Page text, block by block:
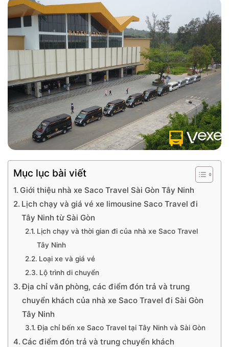
Mục lục bài viết
Giới thiệu nhà xe Saco Travel Sài Gòn Tây Ninh
Lịch chạy và giá vé xe limousine Saco Travel đi
Tây Ninh từ Sài Gòn
Lịch chạy và thời gian đi của nhà xe Saco Travel
Tây Ninh
Loại xe và giá vé
Lộ trình di chuyển
Địa chỉ văn phòng, các điểm đón trả và trung
chuyển khách của nhà xe Saco Travel đi Sài Gòn
Tây Ninh
Địa chỉ bến xe Saco Travel tại Tây Ninh và Sài Gòn
Các điểm đón trả và trung chuyển khách